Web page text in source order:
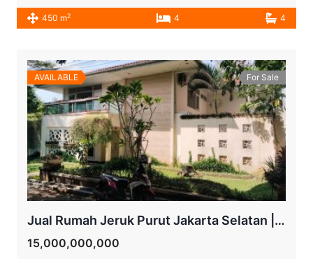
450 m2 4 4
AVAILABLE For Sale
Jual Rumah Jeruk Purut Jakarta Selatan | 4 KT dengan Kolam Renang Pribadi
15,000,000,000